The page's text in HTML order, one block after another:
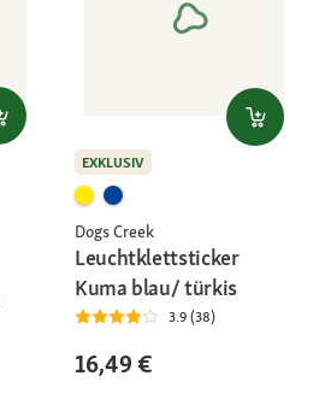
EXKLUSIV
Dogs Creek
Leuchtklettsticker
Kuma blau/ türkis
3.9 (38)
16,49 €